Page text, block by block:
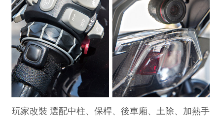
玩家改裝 選配中柱、保桿、後車廂、土除、加熱手